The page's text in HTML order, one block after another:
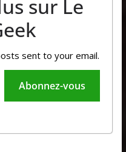
sur Le
sent to your email.
Abonnez-vous